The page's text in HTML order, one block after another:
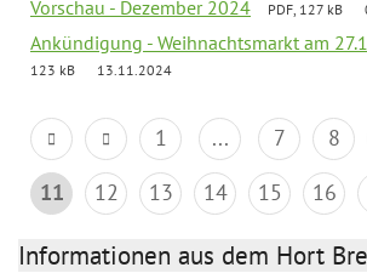
Vorschau - Dezember 2024 PDF, 127 kB
Ankündigung - Weihnachtsmarkt am
123 kB
13.11.2024
1 ... 7 8
11
12 13 14 15 16
Informationen aus dem Hort